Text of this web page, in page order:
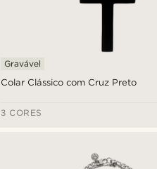
Colar Clássico com Cruz Preto
Gravável
3 CORES